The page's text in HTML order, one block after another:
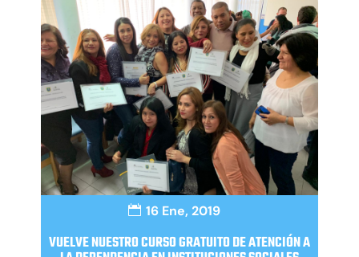
16 Ene, 2019
VUELVE NUESTRO CURSO GRATUITO DE ATENCIÓN A